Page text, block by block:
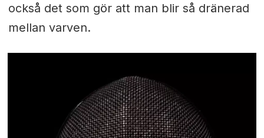
också det som gör att man blir så dränerad
mellan varven.